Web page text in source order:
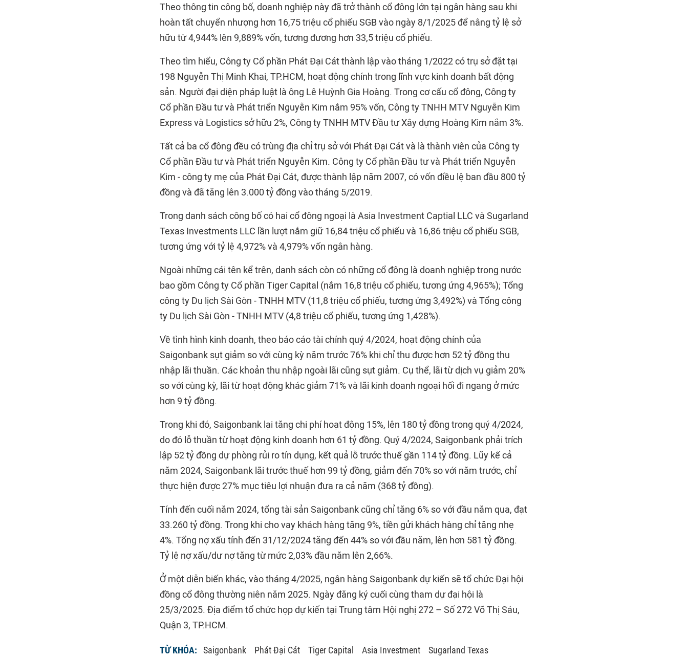
Theo thông tin công bố, doanh nghiệp này đã trở thành cổ đông lớn tại ngân hàng sau khi
hoàn tất chuyển nhượng hơn 16,75 triệu cổ phiếu SGB vào ngày 8/1/2025 để nâng tỷ lệ sở
hữu từ 4,944% lên 9,889% vốn, tương đương hơn 33,5 triệu cổ phiếu.
Theo tìm hiểu, Công ty Cổ phần Phát Đại Cát thành lập vào tháng 1/2022 có trụ sở đặt tại
198 Nguyễn Thị Minh Khai, TP.HCM, hoạt động chính trong lĩnh vực kinh doanh bất động
sản. Người đại diện pháp luật là ông Lê Huỳnh Gia Hoàng. Trong cơ cấu cổ đông, Công ty
Cổ phần Đầu tư và Phát triển Nguyễn Kim nắm 95% vốn, Công ty TNHH MTV Nguyễn Kim
Express và Logistics sở hữu 2%, Công ty TNHH MTV Đầu tư Xây dựng Hoàng Kim nắm 3%.
Tất cả ba cổ đông đều có trùng địa chỉ trụ sở với Phát Đại Cát và là thành viên của Công ty
Cổ phần Đầu tư và Phát triển Nguyễn Kim. Công ty Cổ phần Đầu tư và Phát triển Nguyễn
Kim - công ty mẹ của Phát Đại Cát, được thành lập năm 2007, có vốn điều lệ ban đầu 800 tỷ
đồng và đã tăng lên 3.000 tỷ đồng vào tháng 5/2019.
Trong danh sách công bố có hai cổ đông ngoại là Asia Investment Captial LLC và Sugarland
Texas Investments LLC lần lượt nắm giữ 16,84 triệu cổ phiếu và 16,86 triệu cổ phiếu SGB,
tương ứng với tỷ lệ 4,972% và 4,979% vốn ngân hàng.
Ngoài những cái tên kể trên, danh sách còn có những cổ đông là doanh nghiệp trong nước
bao gồm Công ty Cổ phần Tiger Capital (nắm 16,8 triệu cổ phiếu, tương ứng 4,965%); Tổng
công ty Du lịch Sài Gòn - TNHH MTV (11,8 triệu cổ phiếu, tương ứng 3,492%) và Tổng công
ty Du lịch Sài Gòn - TNHH MTV (4,8 triệu cổ phiếu, tương ứng 1,428%).
Về tình hình kinh doanh, theo báo cáo tài chính quý 4/2024, hoạt động chính của
Saigonbank sụt giảm so với cùng kỳ năm trước 76% khi chỉ thu được hơn 52 tỷ đồng thu
nhập lãi thuần. Các khoản thu nhập ngoài lãi cũng sụt giảm. Cụ thể, lãi từ dịch vụ giảm 20%
so với cùng kỳ, lãi từ hoạt động khác giảm 71% và lãi kinh doanh ngoại hối đi ngang ở mức
hơn 9 tỷ đồng.
Trong khi đó, Saigonbank lại tăng chi phí hoạt động 15%, lên 180 tỷ đồng trong quý 4/2024,
do đó lỗ thuần từ hoạt động kinh doanh hơn 61 tỷ đồng. Quý 4/2024, Saigonbank phải trích
lập 52 tỷ đồng dự phòng rủi ro tín dụng, kết quả lỗ trước thuế gần 114 tỷ đồng. Lũy kế cả
năm 2024, Saigonbank lãi trước thuế hơn 99 tỷ đồng, giảm đến 70% so với năm trước, chỉ
thực hiện được 27% mục tiêu lợi nhuận đưa ra cả năm (368 tỷ đồng).
Tính đến cuối năm 2024, tổng tài sản Saigonbank cũng chỉ tăng 6% so với đầu năm qua, đạt
33.260 tỷ đồng. Trong khi cho vay khách hàng tăng 9%, tiền gửi khách hàng chỉ tăng nhẹ
4%. Tổng nợ xấu tính đến 31/12/2024 tăng đến 44% so với đầu năm, lên hơn 581 tỷ đồng.
Tỷ lệ nợ xấu/dư nợ tăng từ mức 2,03% đầu năm lên 2,66%.
Ở một diễn biến khác, vào tháng 4/2025, ngân hàng Saigonbank dự kiến sẽ tổ chức Đại hội
đồng cổ đông thường niên năm 2025. Ngày đăng ký cuối cùng tham dự đại hội là
25/3/2025. Địa điểm tổ chức họp dự kiến tại Trung tâm Hội nghị 272 – Số 272 Võ Thị Sáu,
Quận 3, TP.HCM.
TỪ KHÓA: Saigonbank Phát Đại Cát Tiger Capital Asia Investment
Sugarland Texas